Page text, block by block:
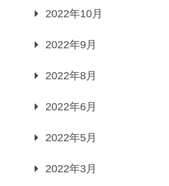
2022年10月
2022年9月
2022年8月
2022年6月
2022年5月
2022年3月